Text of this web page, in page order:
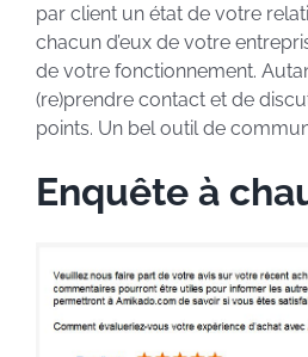
par client un état de votre
chacun d’eux de votre
de votre fonctionnement.
(re)prendre contact et de
points. Un bel outil de
Enquête à